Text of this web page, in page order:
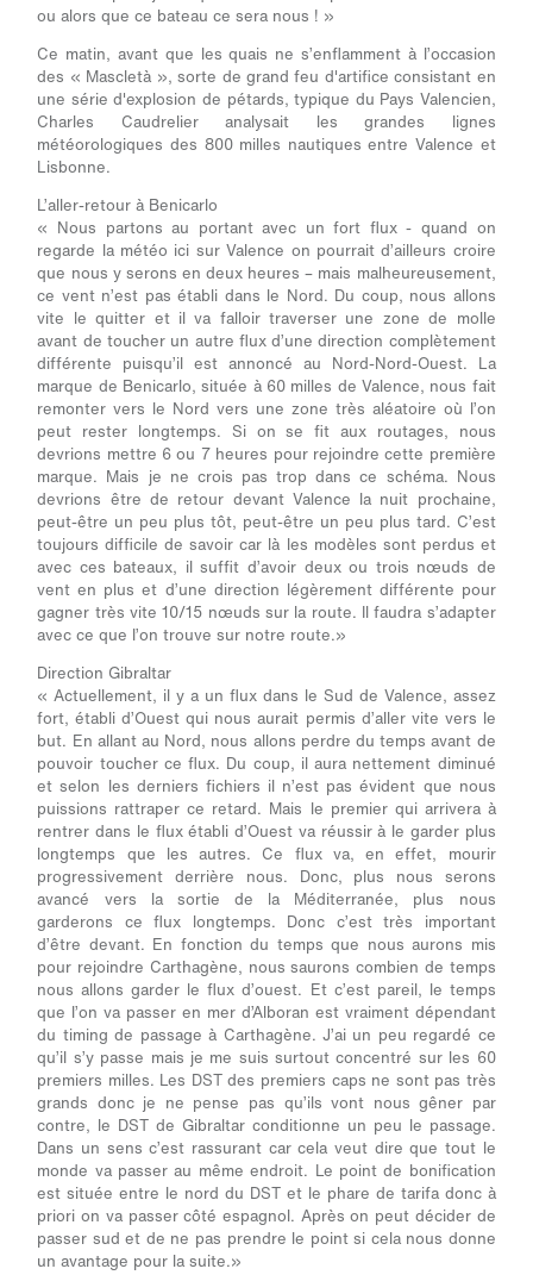
ou alors que ce bateau ce sera nous ! »
Ce matin, avant que les quais ne s’enflamment à l’occasion
des « Mascletà », sorte de grand feu d'artifice consistant en
une série d'explosion de pétards, typique du Pays Valencien,
Charles Caudrelier analysait les grandes lignes
météorologiques des 800 milles nautiques entre Valence et
Lisbonne.
L’aller-retour à Benicarlo
« Nous partons au portant avec un fort flux - quand on
regarde la météo ici sur Valence on pourrait d’ailleurs croire
que nous y serons en deux heures – mais malheureusement,
ce vent n’est pas établi dans le Nord. Du coup, nous allons
vite le quitter et il va falloir traverser une zone de molle
avant de toucher un autre flux d’une direction complètement
différente puisqu’il est annoncé au Nord-Nord-Ouest. La
marque de Benicarlo, située à 60 milles de Valence, nous fait
remonter vers le Nord vers une zone très aléatoire où l’on
peut rester longtemps. Si on se fit aux routages, nous
devrions mettre 6 ou 7 heures pour rejoindre cette première
marque. Mais je ne crois pas trop dans ce schéma. Nous
devrions être de retour devant Valence la nuit prochaine,
peut-être un peu plus tôt, peut-être un peu plus tard. C’est
toujours difficile de savoir car là les modèles sont perdus et
avec ces bateaux, il suffit d’avoir deux ou trois nœuds de
vent en plus et d’une direction légèrement différente pour
gagner très vite 10/15 nœuds sur la route. Il faudra s’adapter
avec ce que l’on trouve sur notre route.»
Direction Gibraltar
« Actuellement, il y a un flux dans le Sud de Valence, assez
fort, établi d’Ouest qui nous aurait permis d’aller vite vers le
but. En allant au Nord, nous allons perdre du temps avant de
pouvoir toucher ce flux. Du coup, il aura nettement diminué
et selon les derniers fichiers il n’est pas évident que nous
puissions rattraper ce retard. Mais le premier qui arrivera à
rentrer dans le flux établi d’Ouest va réussir à le garder plus
longtemps que les autres. Ce flux va, en effet, mourir
progressivement derrière nous. Donc, plus nous serons
avancé vers la sortie de la Méditerranée, plus nous
garderons ce flux longtemps. Donc c’est très important
d’être devant. En fonction du temps que nous aurons mis
pour rejoindre Carthagène, nous saurons combien de temps
nous allons garder le flux d’ouest. Et c’est pareil, le temps
que l’on va passer en mer d’Alboran est vraiment dépendant
du timing de passage à Carthagène. J’ai un peu regardé ce
qu’il s’y passe mais je me suis surtout concentré sur les 60
premiers milles. Les DST des premiers caps ne sont pas très
grands donc je ne pense pas qu’ils vont nous gêner par
contre, le DST de Gibraltar conditionne un peu le passage.
Dans un sens c’est rassurant car cela veut dire que tout le
monde va passer au même endroit. Le point de bonification
est située entre le nord du DST et le phare de tarifa donc à
priori on va passer côté espagnol. Après on peut décider de
passer sud et de ne pas prendre le point si cela nous donne
un avantage pour la suite.»